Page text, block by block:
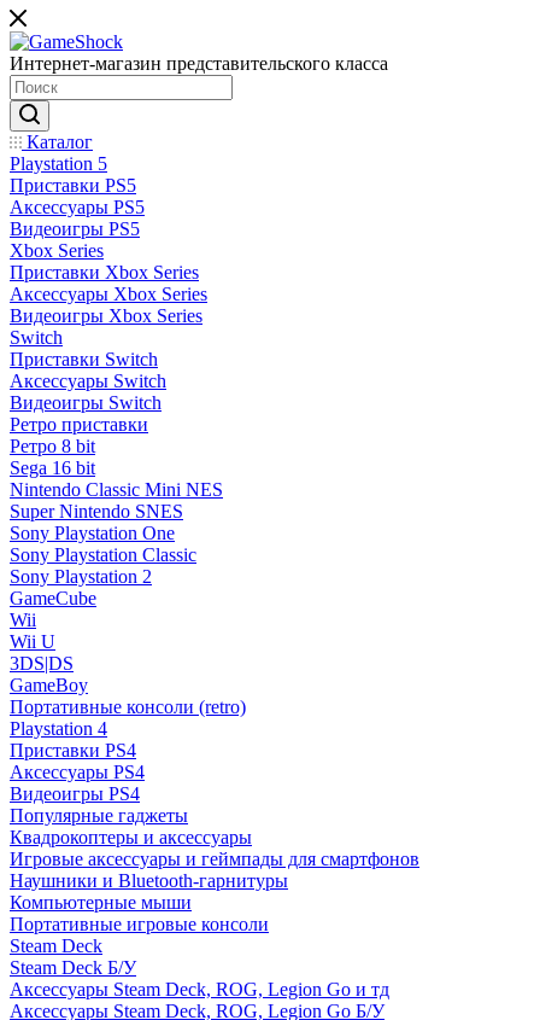
Интернет-магазин представительского класса
Каталог
Playstation 5
Приставки PS5
Аксессуары PS5
Видеоигры PS5
Xbox Series
Приставки Xbox Series
Аксессуары Xbox Series
Видеоигры Xbox Series
Switch
Приставки Switch
Аксессуары Switch
Видеоигры Switch
Ретро приставки
Ретро 8 bit
Sega 16 bit
Nintendo Classic Mini NES
Super Nintendo SNES
Sony Playstation One
Sony Playstation Classic
Sony Playstation 2
GameCube
Wii
Wii U
3DS|DS
GameBoy
Портативные консоли (retro)
Playstation 4
Приставки PS4
Аксессуары PS4
Видеоигры PS4
Популярные гаджеты
Квадрокоптеры и аксессуары
Игровые аксессуары и геймпады для смартфонов
Наушники и Bluetooth-гарнитуры
Компьютерные мыши
Портативные игровые консоли
Steam Deck
Steam Deck Б/У
Аксессуары Steam Deck, ROG, Legion Go и тд
Аксессуары Steam Deck, ROG, Legion Go Б/У